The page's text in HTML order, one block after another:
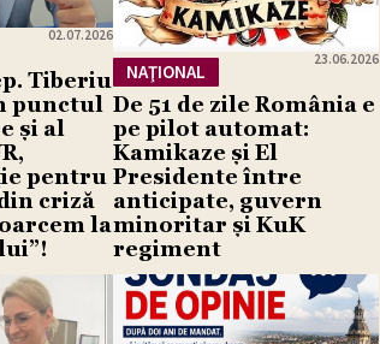
02.07.2026
Tiberiu
punctul
și al
pentru
criză
la
NAŢIONAL
23.06.2026
De 51 de zile România e
pe pilot automat:
Kamikaze și El
Presidente între
anticipate, guvern
minoritar și KuK
regiment